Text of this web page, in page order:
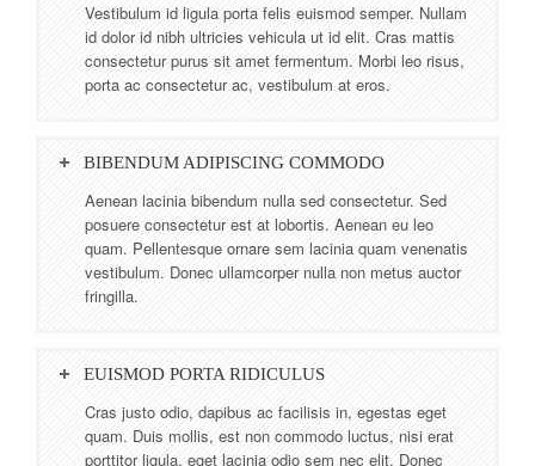
Vestibulum id ligula porta felis euismod semper. Nullam
id dolor id nibh ultricies vehicula ut id elit. Cras mattis
consectetur purus sit amet fermentum. Morbi leo risus,
porta ac consectetur ac, vestibulum at eros.
BIBENDUM ADIPISCING COMMODO
Aenean lacinia bibendum nulla sed consectetur. Sed
posuere consectetur est at lobortis. Aenean eu leo
quam. Pellentesque ornare sem lacinia quam venenatis
vestibulum. Donec ullamcorper nulla non metus auctor
fringilla.
EUISMOD PORTA RIDICULUS
Cras justo odio, dapibus ac facilisis in, egestas eget
quam. Duis mollis, est non commodo luctus, nisi erat
porttitor ligula, eget lacinia odio sem nec elit. Donec